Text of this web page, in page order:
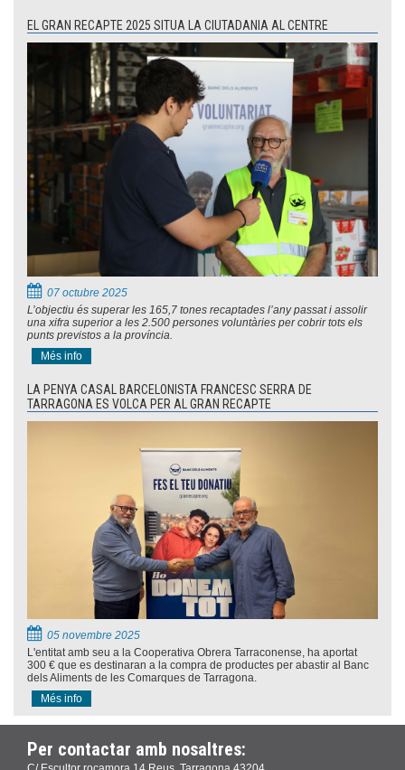
EL GRAN RECAPTE 2025 SITUA LA CIUTADANIA AL CENTRE
07 octubre 2025
L’objectiu és superar les 165,7 tones recaptades l’any passat i assolir
una xifra superior a les 2.500 persones voluntàries per cobrir tots els
punts previstos a la província.
Més info
LA PENYA CASAL BARCELONISTA FRANCESC SERRA DE
TARRAGONA ES VOLCA PER AL GRAN RECAPTE
05 novembre 2025
L'entitat amb seu a la Cooperativa Obrera Tarraconense, ha aportat
300 € que es destinaran a la compra de productes per abastir al Banc
dels Aliments de les Comarques de Tarragona.
Més info
Per contactar amb nosaltres: